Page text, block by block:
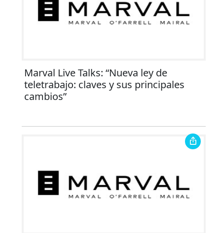
Marval Live Talks: “Nueva ley de
teletrabajo: claves y sus principales
cambios”